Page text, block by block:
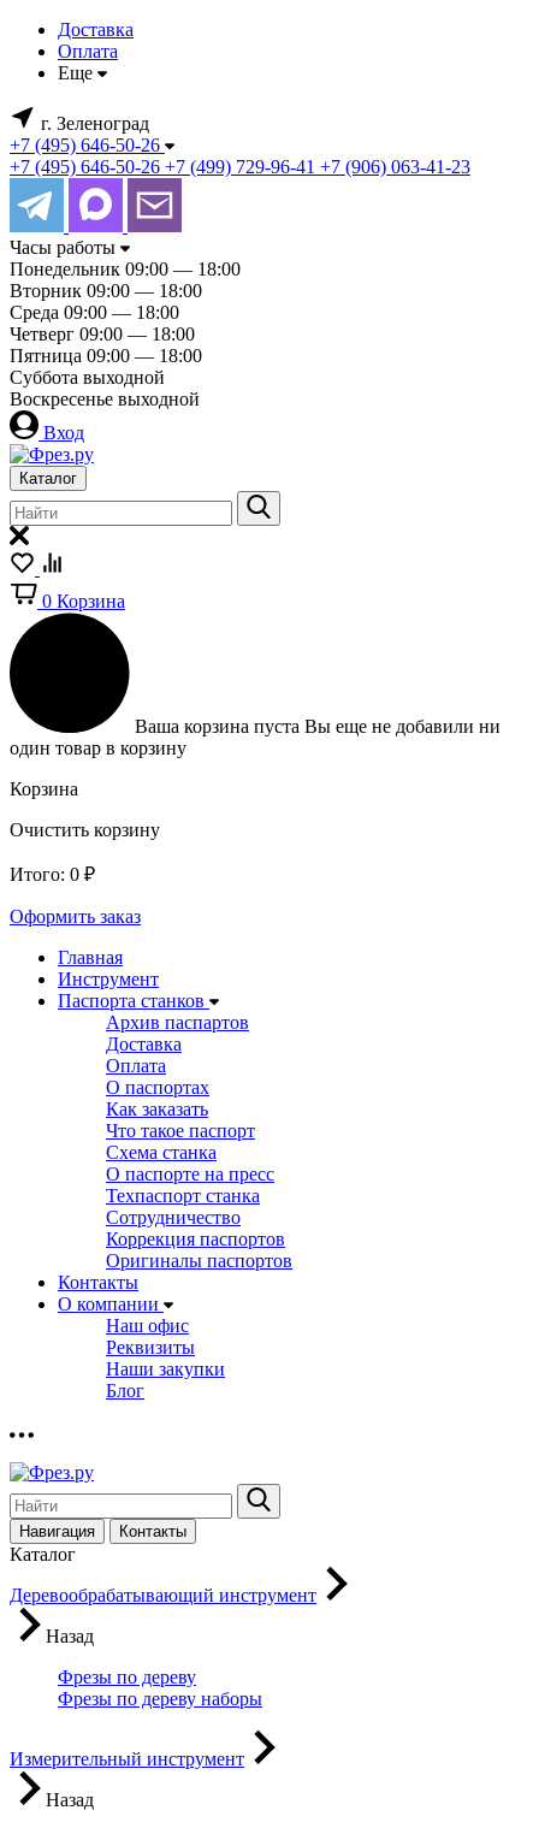
Доставка
Оплата
Еще
г. Зеленоград
+7 (495) 646-50-26
+7 (495) 646-50-26 +7 (499) 729-96-41 +7 (906) 063-41-23
Часы работы
Понедельник 09:00 — 18:00
Вторник 09:00 — 18:00
Среда 09:00 — 18:00
Четверг 09:00 — 18:00
Пятница 09:00 — 18:00
Суббота выходной
Воскресенье выходной
Вход
Каталог
0 Корзина
Ваша корзина пуста Вы еще не добавили ни
один товар в корзину
Корзина
Очистить корзину
Итого: 0 ₽
Оформить заказ
Главная
Инструмент
Паспорта станков
Архив паспартов
Доставка
Оплата
О паспортах
Как заказать
Что такое паспорт
Схема станка
О паспорте на пресс
Техпаспорт станка
Сотрудничество
Коррекция паспортов
Оригиналы паспортов
Контакты
О компании
Наш офис
Реквизиты
Наши закупки
Блог
Навигация Контакты
Каталог
Деревообрабатывающий инструмент
Назад
Фрезы по дереву
Фрезы по дереву наборы
Измерительный инструмент
Назад